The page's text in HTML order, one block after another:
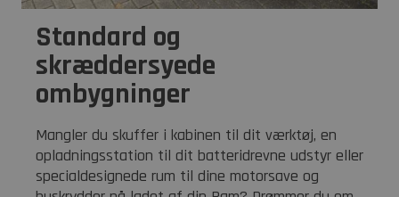
Standard og
skræddersyede
ombygninger
Mangler du skuffer i kabinen til dit værktøj, en
opladningsstation til dit batteridrevne udstyr eller
specialdesignede rum til dine motorsave og